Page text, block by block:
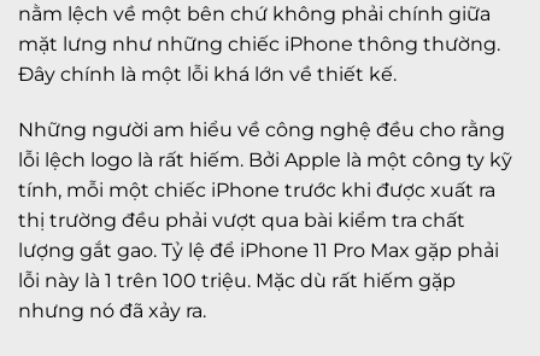
nằm lệch về một bên chứ không phải chính giữa
mặt lưng như những chiếc iPhone thông thường.
Đây chính là một lỗi khá lớn về thiết kế.
Những người am hiểu về công nghệ đều cho rằng
lỗi lệch logo là rất hiếm. Bởi Apple là một công ty kỹ
tính, mỗi một chiếc iPhone trước khi được xuất ra
thị trường đều phải vượt qua bài kiểm tra chất
lượng gắt gao. Tỷ lệ để iPhone 11 Pro Max gặp phải
lỗi này là 1 trên 100 triệu. Mặc dù rất hiếm gặp
nhưng nó đã xảy ra.